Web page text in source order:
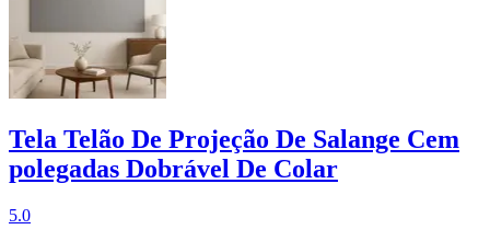
Tela Telão De Projeção De Salange Cem
polegadas Dobrável De Colar
5.0